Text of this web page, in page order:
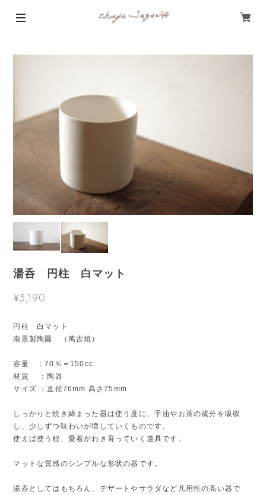
湯呑 円柱 白マット
¥3,190
円柱 白マット
南景製陶園 （萬古焼）
容量 ：70％＝150cc
材質 ：陶器
サイズ ：直径76mm 高さ75mm
しっかりと焼き締まった器は使う度に、手油やお茶の成分を吸収
し、少しずつ味わいが増していくものです。
使えば使う程、愛着がわき育っていく道具です。
マットな質感のシンプルな形状の器です。
湯呑としてはもちろん、デザートやサラダなど凡用性の高い器で